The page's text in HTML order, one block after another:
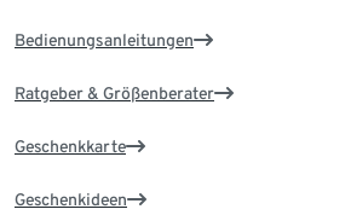
Bedienungsanleitungen
Ratgeber & Größenberater
Geschenkkarte
Geschenkideen